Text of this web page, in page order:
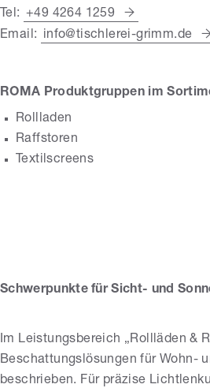
Tel: +49 4264 1259
Email:
info@tischlerei-grimm.de
ROMA Produktgruppen im
Rollladen
Raffstoren
Textilscreens
Schwerpunkte für Sicht- und
Im Leistungsbereich „Rollläden &
Beschattungslösungen für Wohn-
beschrieben. Für präzise